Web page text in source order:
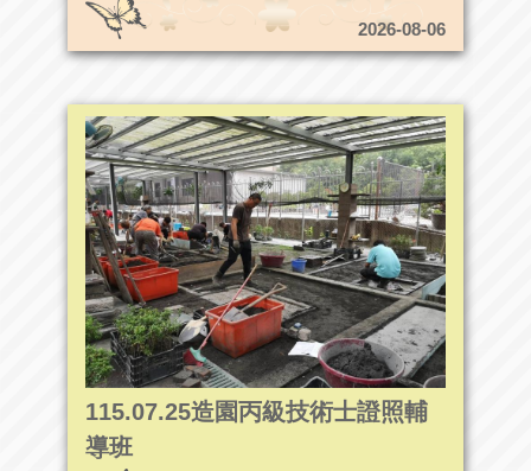
2026-08-06
115.07.25造園丙級技術士證照輔
導班